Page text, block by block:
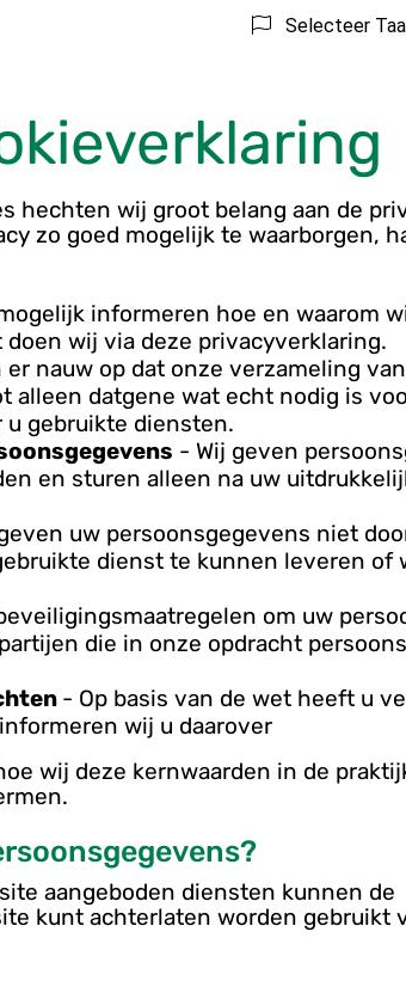
Selecteer
hechten wij groot belang aan de
zo goed mogelijk te waarborgen,
informeren hoe en waarom
wij via deze privacyverklaring.
er nauw op dat onze verzameling van
datgene wat echt nodig is
gebruikte diensten.
- Wij geven
en sturen alleen na uw
uw persoonsgegevens niet
dienst te kunnen leveren of
om uw
die in onze opdracht
- Op basis van de wet heeft u
wij u daarover
wij deze kernwaarden in de
aangeboden diensten kunnen de
kunt achterlaten worden gebruikt